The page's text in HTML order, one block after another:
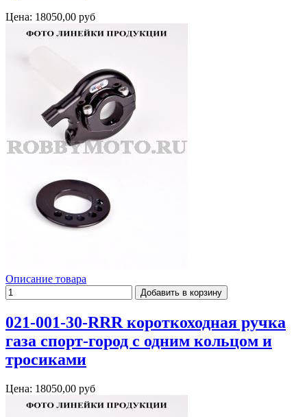
Цена: 18050,00 руб
Описание товара
021-001-30-RRR короткоходная ручка
газа спорт-город с одним кольцом и
тросиками
Цена: 18050,00 руб